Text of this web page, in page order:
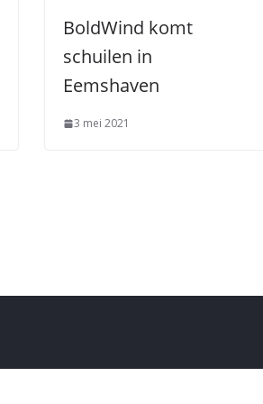
BoldWind komt
schuilen in
Eemshaven
3 mei 2021